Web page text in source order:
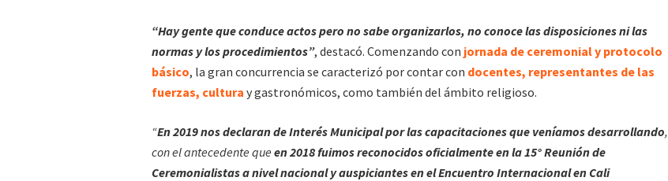
“Hay gente que conduce actos pero no sabe organizarlos, no conoce las disposiciones ni las
normas y los procedimientos”, destacó. Comenzando con jornada de ceremonial y protocolo
básico, la gran concurrencia se caracterizó por contar con docentes, representantes de las
fuerzas, cultura y gastronómicos, como también del ámbito religioso.
“En 2019 nos declaran de Interés Municipal por las capacitaciones que veníamos desarrollando,
con el antecedente que en 2018 fuimos reconocidos oficialmente en la 15° Reunión de
Ceremonialistas a nivel nacional y auspiciantes en el Encuentro Internacional en Cali